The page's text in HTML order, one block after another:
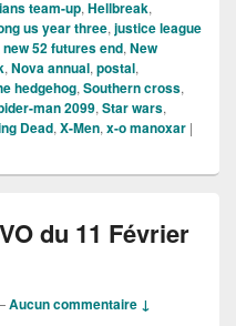
team-up, Hellbreak,
us year three, justice league
new 52 futures end, New
, Nova annual, postal,
hedgehog, Southern cross,
man 2099, Star wars,
Dead, X-Men, x-o manoxar |
du 11 Février
Aucun commentaire ↓